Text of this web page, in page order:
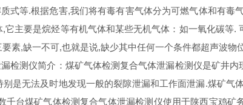
式等.根据危害,我们将有毒有害气体分为可燃气体和有
它主要是烷烃等有机气体和某些无机气体：如一氧化碳等
素,缺一不可,也就是说,缺少其中任何一个条件都超声波物
检测仪简介：煤矿气体检测复合气体泄漏检测仪是矿井
是无法及时地发现一般的裂隙泄漏和工作面泄漏.煤矿
千台煤矿气体检测复合气体泄漏检测仪使用于陕西宝鸡